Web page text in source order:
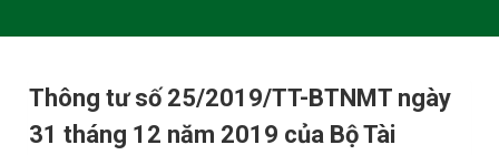
Thông tư số 25/2019/TT-BTNMT ngày
31 tháng 12 năm 2019 của Bộ Tài